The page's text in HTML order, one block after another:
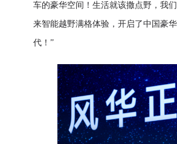
车的豪华空间！生活就该撒点野，我
来智能越野满格体验，开启了中国豪
代！”